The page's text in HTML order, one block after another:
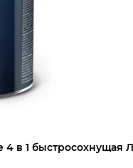
4 в 1 быстросохнущая